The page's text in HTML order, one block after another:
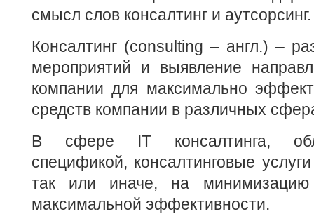
смысл слов консалтинг и аутсорсинг.
Консалтинг (consulting – англ.) –
мероприятий и выявление
компании для максимально
средств компании в различных
В сфере IT консалтинга,
спецификой, консалтинговые
так или иначе, на
максимальной эффективности.